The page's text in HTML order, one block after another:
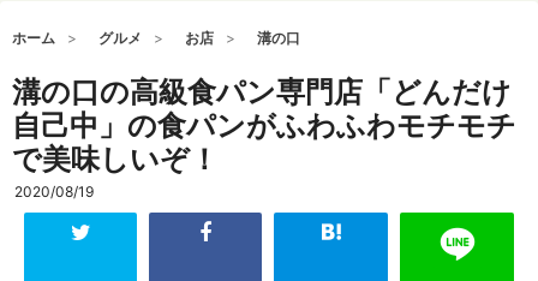
ホーム グルメ お店 溝の口
溝の口の高級食パン専門店「どんだけ
自己中」の食パンがふわふわモチモチ
で美味しいぞ！
2020/08/19